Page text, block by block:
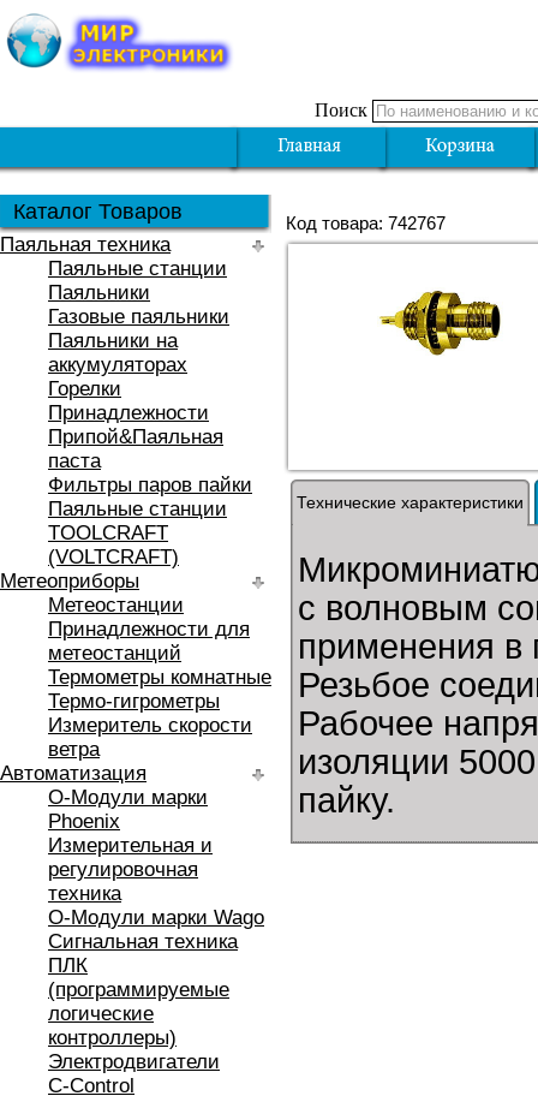
Поиск
Каталог Товаров
Паяльная техника
Паяльные станции
Паяльники
Газовые паяльники
Паяльники на
аккумуляторах
Горелки
Принадлежности
Припой&Паяльная
паста
Фильтры паров пайки
Паяльные станции
TOOLCRAFT
(VOLTCRAFT)
Метеоприборы
Метеостанции
Принадлежности для
метеостанций
Термометры комнатные
Термо-гигрометры
Измеритель скорости
ветра
Автоматизация
O-Модули марки
Phoenix
Измерительная и
регулировочная
техника
O-Модули марки Wago
Сигнальная техника
ПЛК
(программируемые
логические
контроллеры)
Электродвигатели
C-Control
Код товара: 742767
Технические характеристики
с волновым
применения в
Резьбое
Рабочее
изоляции
пайку.